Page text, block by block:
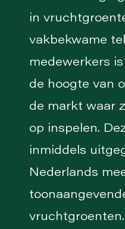
in
vakbekwame
medewerkers
de hoogte van
de markt waar
op inspelen.
inmiddels
Nederlands